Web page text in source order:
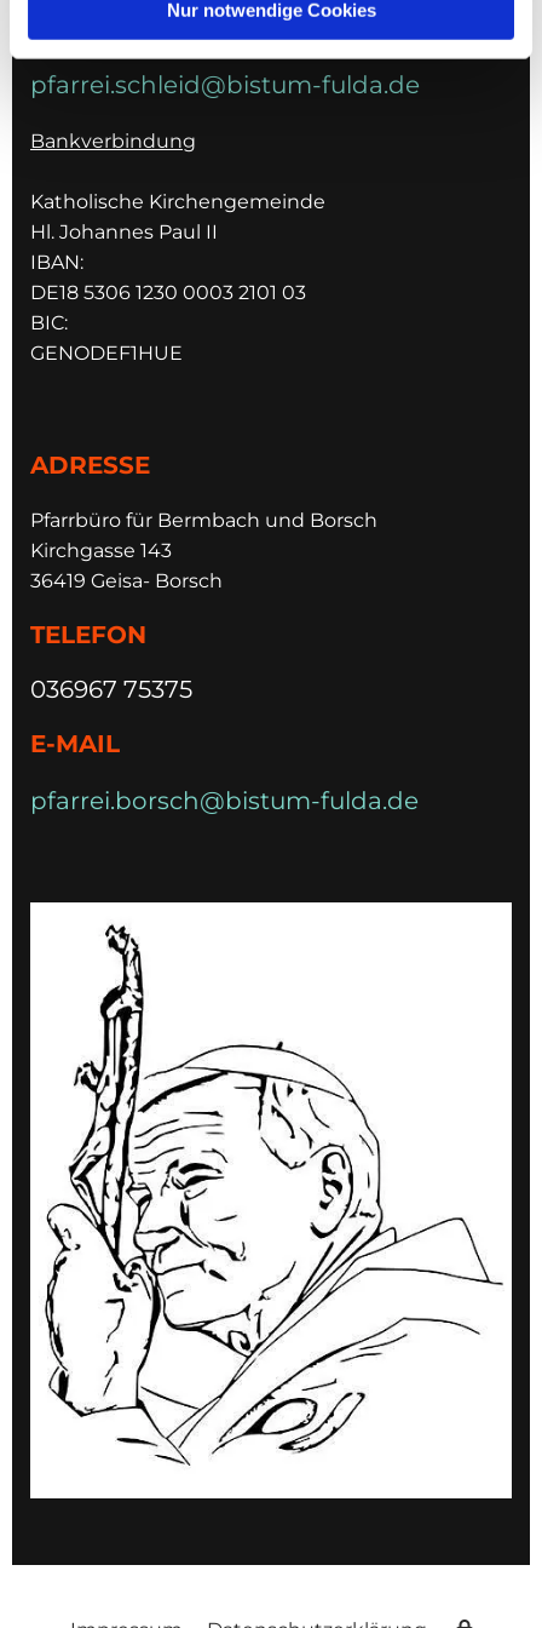
Nur notwendige Cookies
pfarrei.schleid@bistum-fulda.de
Bankverbindung
Katholische Kirchengemeinde
Hl. Johannes Paul II
IBAN:
DE18 5306 1230 0003 2101 03
BIC:
GENODEF1HUE
ADRESSE
Pfarrbüro für Bermbach und Borsch
Kirchgasse 143
36419 Geisa- Borsch
TELEFON
036967 75375
E-MAIL
pfarrei.borsch@bistum-fulda.de